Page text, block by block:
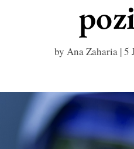
by Ana Zaharia|5